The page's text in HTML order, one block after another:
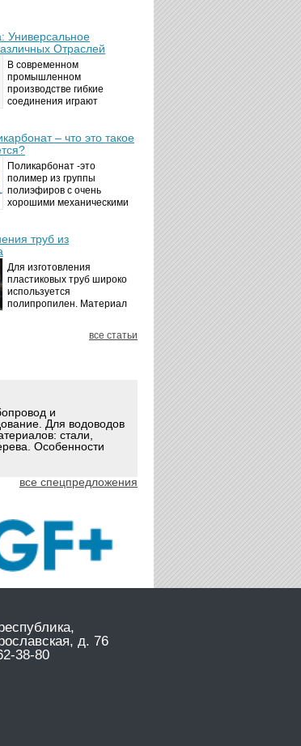
Универсальное
Отраслей
В современном
промышленном
производстве гибкие
соединения играют
безопасности
технологических процессов.
Металлорукава
представляют собой
универсальные...
– что это такое
Поликарбонат -это
полимер из группы
полиэфиров с очень
хорошими механическими
аморфный, с хорошей
высокой прозрачностью
материал идеально
подходит для...
труб из
Для изготовления
пластиковых труб широко
используется
полипропилен. Материал
невосприимчив к коррозии,
все статьи
и
Для водоводов
стали,
Особенности
все спецпредложения
д. 76
38-80